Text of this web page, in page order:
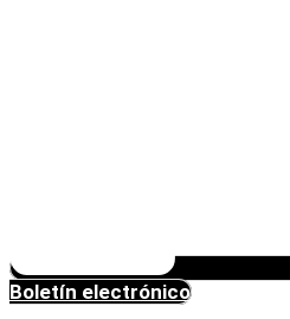
Boletín electrónico